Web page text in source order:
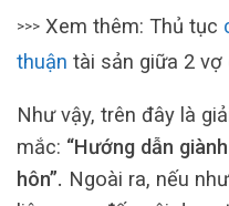
>>> Xem thêm: Thủ tục
thuận tài sản giữa 2 vợ
Như vậy, trên đây là
mắc: “Hướng dẫn
hôn”. Ngoài ra, nếu